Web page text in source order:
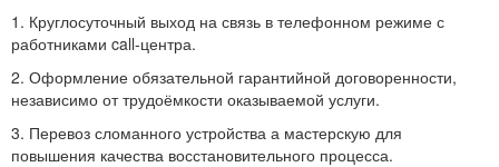
1. Круглосуточный выход на связь в телефонном режиме с
работниками call-центра.
2. Оформление обязательной гарантийной договоренности,
независимо от трудоёмкости оказываемой услуги.
3. Перевоз сломанного устройства а мастерскую для
повышения качества восстановительного процесса.